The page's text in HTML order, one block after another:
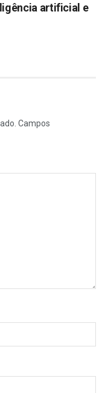
artificial e
Campos